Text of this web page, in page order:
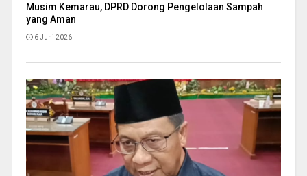
Musim Kemarau, DPRD Dorong Pengelolaan Sampah
yang Aman
6 Juni 2026